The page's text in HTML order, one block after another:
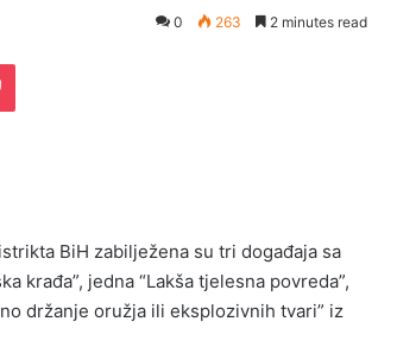
0 263 2 minutes read
BiH zabilježena su tri događaja sa
krađa”, jedna “Lakša tjelesna povreda”,
držanje oružja ili eksplozivnih tvari” iz